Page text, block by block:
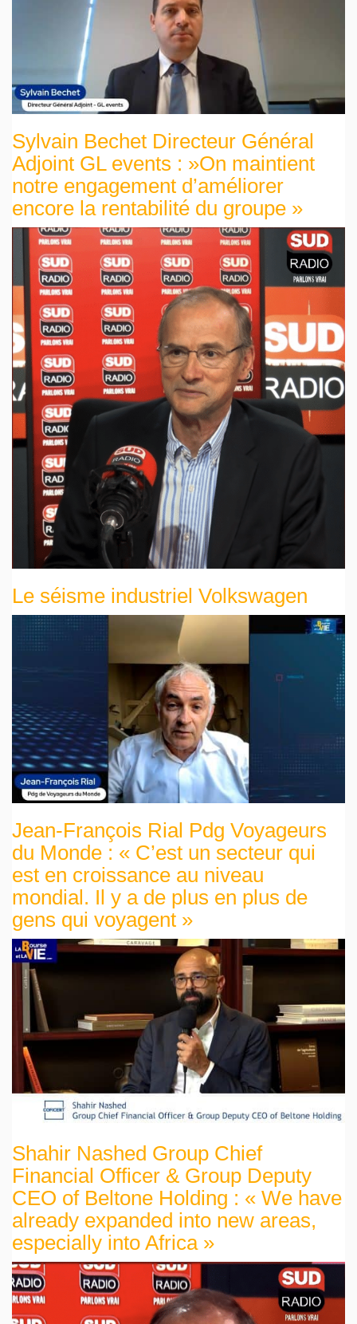
Sylvain Bechet Directeur Général
Adjoint GL events : »On maintient
notre engagement d’améliorer
encore la rentabilité du groupe »
Le séisme industriel Volkswagen
Jean-François Rial Pdg Voyageurs
du Monde : « C’est un secteur qui
est en croissance au niveau
mondial. Il y a de plus en plus de
gens qui voyagent »
Shahir Nashed Group Chief
Financial Officer & Group Deputy
CEO of Beltone Holding : « We have
already expanded into new areas,
especially into Africa »